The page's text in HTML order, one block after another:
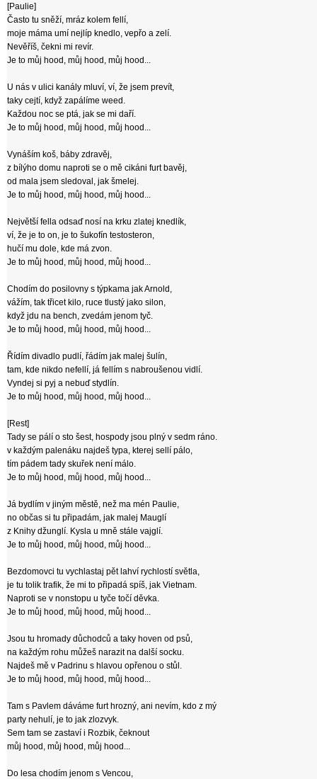
[Paulie]
Často tu sněží, mráz kolem fellí,
moje máma umí nejlíp knedlo, vepřo a zelí.
Nevěříš, čekni mi revír.
Je to můj hood, můj hood, můj hood...
U nás v ulici kanály mluví, ví, že jsem prevít,
taky cejtí, když zapálíme weed.
Každou noc se ptá, jak se mi daří.
Je to můj hood, můj hood, můj hood...
Vynáším koš, báby zdravěj,
z bílýho domu naproti se o mě cikáni furt bavěj,
od mala jsem sledoval, jak šmelej.
Je to můj hood, můj hood, můj hood...
Největší fella odsaď nosí na krku zlatej knedlík,
ví, že je to on, je to šukofín testosteron,
hučí mu dole, kde má zvon.
Je to můj hood, můj hood, můj hood...
Chodím do posilovny s týpkama jak Arnold,
vážím, tak třicet kilo, ruce tlustý jako silon,
když jdu na bench, zvedám jenom tyč.
Je to můj hood, můj hood, můj hood...
Řídím divadlo pudlí, řádím jak malej šulín,
tam, kde nikdo nefellí, já fellím s nabroušenou vidlí.
Vyndej si pyj a nebuď stydlín.
Je to můj hood, můj hood, můj hood...
[Rest]
Tady se pálí o sto šest, hospody jsou plný v sedm ráno.
v každým palenáku najdeš typa, kterej sellí pálo,
tím pádem tady skuřek není málo.
Je to můj hood, můj hood, můj hood...
Já bydlím v jiným městě, než ma mén Paulie,
no občas si tu připadám, jak malej Mauglí
z Knihy džunglí. Kysla u mně stále vajglí.
Je to můj hood, můj hood, můj hood...
Bezdomovci tu vychlastaj pět lahví rychlostí světla,
je tu tolik trafik, že mi to připadá spíš, jak Vietnam.
Naproti se v nonstopu u tyče točí děvka.
Je to můj hood, můj hood, můj hood...
Jsou tu hromady důchodců a taky hoven od psů,
na každým rohu můžeš narazit na další socku.
Najdeš mě v Padrinu s hlavou opřenou o stůl.
Je to můj hood, můj hood, můj hood...
Tam s Pavlem dáváme furt hrozný, ani nevím, kdo z mý
party nehulí, je to jak zlozvyk.
Sem tam se zastaví i Rozbik, čeknout
můj hood, můj hood, můj hood...
Do lesa chodím jenom s Vencou,